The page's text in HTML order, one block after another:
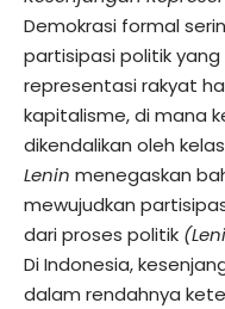
Demokrasi formal
partisipasi politik yang
representasi rakyat
kapitalisme, di mana
dikendalikan oleh
Lenin menegaskan
mewujudkan
dari proses politik
Di Indonesia,
dalam rendahnya